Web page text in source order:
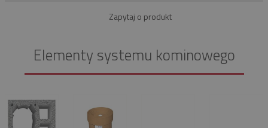
Zapytaj o produkt
Elementy systemu kominowego